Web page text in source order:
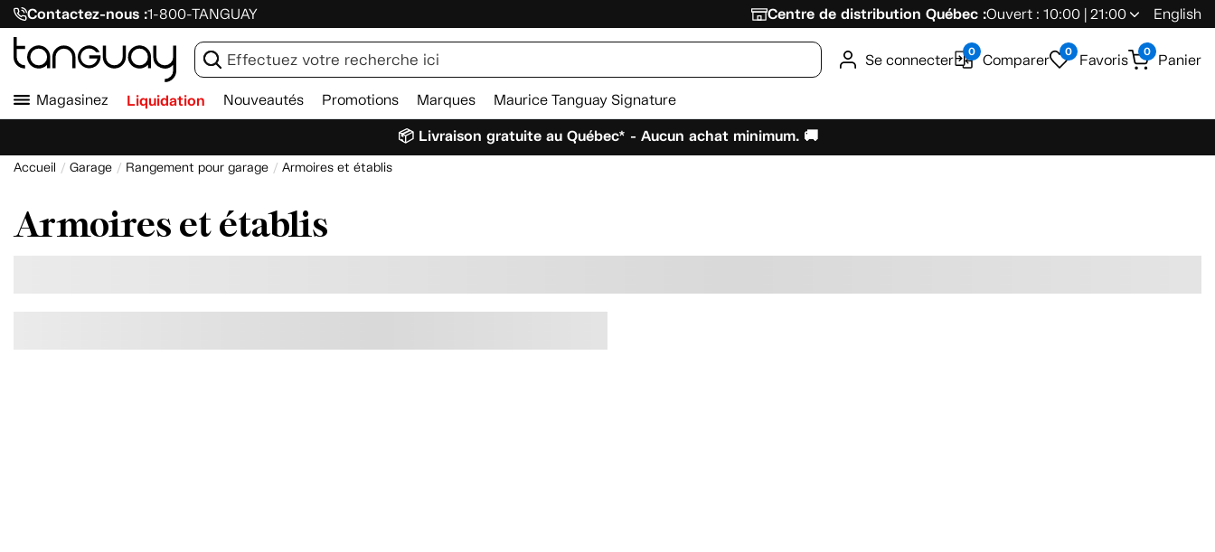
Contactez-nous :1-800-TANGUAY Centre de distribution Québec :Ouvert : 10:00 | 21:00 English
Se connecter 0 Comparer 0 Favoris 0 Panier
Magasinez Liquidation Nouveautés Promotions Marques Maurice Tanguay Signature
📦 Livraison gratuite au Québec* - Aucun achat minimum. 🚚
Accueil Garage Rangement pour garage Armoires et établis
Armoires et établis